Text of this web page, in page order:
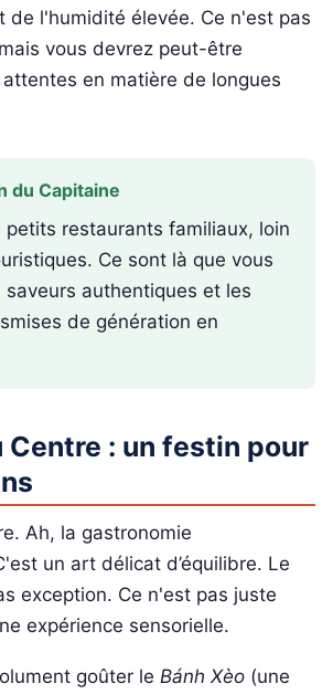
de l'humidité élevée. Ce n'est pas
vous devrez peut-être
en matière de longues
du Capitaine
petits restaurants familiaux, loin
Ce sont là que vous
saveurs authentiques et les
de génération en
Centre : un festin pour
Ah, la gastronomie
un art délicat d’équilibre. Le
exception. Ce n'est pas juste
expérience sensorielle.
goûter le Bánh Xèo (une